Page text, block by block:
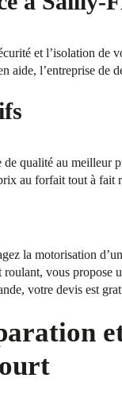
et l’isolation de
aide, l’entreprise de
qualité au
au forfait tout à fait
la motorisation
vous propose
votre devis est